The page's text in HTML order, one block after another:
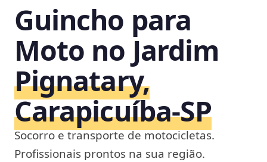
Guincho para
Moto no Jardim
Pignatary,
Carapicuíba‑SP
Socorro e transporte de motocicletas.
Profissionais prontos na sua região.